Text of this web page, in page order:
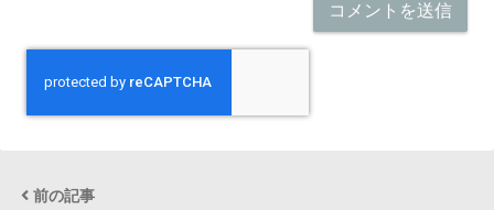
前の記事